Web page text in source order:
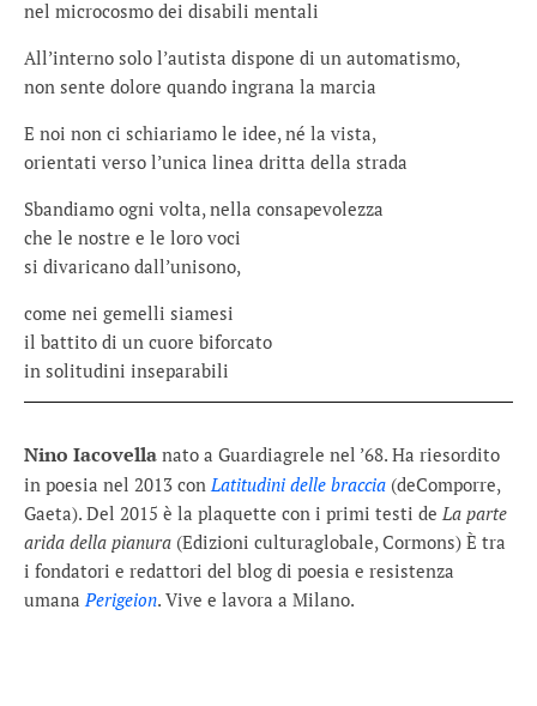
nel microcosmo dei disabili mentali
All’interno solo l’autista dispone di un automatismo,
non sente dolore quando ingrana la marcia
E noi non ci schiariamo le idee, né la vista,
orientati verso l’unica linea dritta della strada
Sbandiamo ogni volta, nella consapevolezza
che le nostre e le loro voci
si divaricano dall’unisono,
come nei gemelli siamesi
il battito di un cuore biforcato
in solitudini inseparabili
Nino Iacovella nato a Guardiagrele nel ’68. Ha riesordito
in poesia nel 2013 con Latitudini delle braccia (deComporre,
Gaeta). Del 2015 è la plaquette con i primi testi de La parte
arida della pianura (Edizioni culturaglobale, Cormons) È tra
i fondatori e redattori del blog di poesia e resistenza
umana Perigeion. Vive e lavora a Milano.